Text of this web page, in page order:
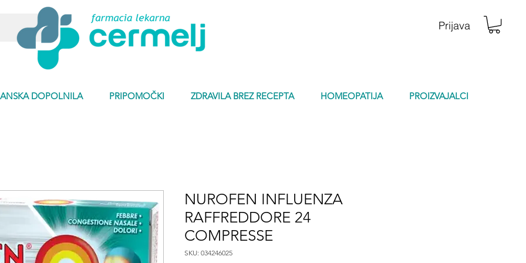
Prijava
DOPOLNILA PRIPOMOČKI ZDRAVILA BREZ RECEPTA HOMEOPATIJA PROIZVAJALCI
NUROFEN INFLUENZA
RAFFREDDORE 24
COMPRESSE
SKU: 034246025